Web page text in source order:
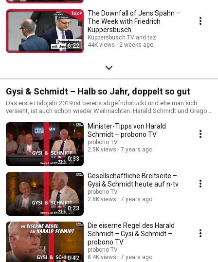
6:22
The Downfall of Jens Spahn –
The Week with Friedrich
Küppersbusch
Küppersbusch TV and taz
44K views
2 weeks ago
Gysi & Schmidt – Halb so Jahr, doppelt so gut
Das erste Halbjahr 2019 ist bereits abgefrühstückt und ehe man sich
versieht, ist auch schon wieder Weihnachten. Harald Schmidt und Gregor
bei n-tv einladen. Sendetermine finden Sie in den Videos.
0:33
Minister-Tipps von Harald
Schmidt – probono TV
probono TV
2.5K views
7 years ago
0:23
Gesellschaftliche Breitseite –
Gysi & Schmidt heute auf n-tv
probono TV
2.8K views
7 years ago
0:42
Die eiserne Regel des Harald
Schmidt – Gysi & Schmidt –
probono TV
probono TV
8.4K views
7 years ago